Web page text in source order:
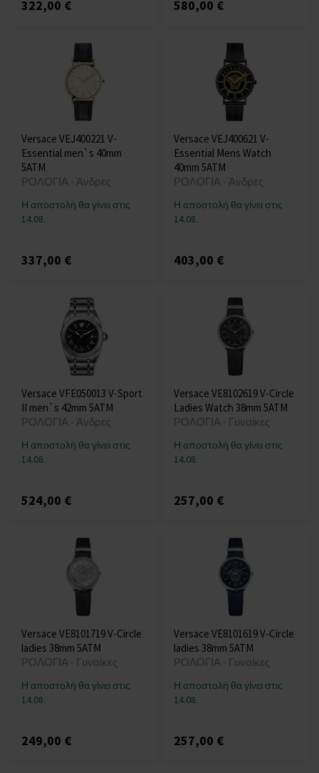
322,00 € 580,00 €
Versace VEJ400221 V-
Essential men`s 40mm
5ATM
ΡΟΛΟΓΙΑ - Άνδρες
Η αποστολή θα γίνει στις
14.08.
337,00 €
Versace VEJ400621 V-
Essential Mens Watch
40mm 5ATM
ΡΟΛΟΓΙΑ - Άνδρες
Η αποστολή θα γίνει στις
14.08.
403,00 €
Versace VFE050013 V-Sport
II men`s 42mm 5ATM
ΡΟΛΟΓΙΑ - Άνδρες
Η αποστολή θα γίνει στις
14.08.
524,00 €
Versace VE8102619 V-Circle
Ladies Watch 38mm 5ATM
ΡΟΛΟΓΙΑ - Γυναίκες
Η αποστολή θα γίνει στις
14.08.
257,00 €
Versace VE8101719 V-Circle
ladies 38mm 5ATM
ΡΟΛΟΓΙΑ - Γυναίκες
Η αποστολή θα γίνει στις
14.08.
249,00 €
Versace VE8101619 V-Circle
ladies 38mm 5ATM
ΡΟΛΟΓΙΑ - Γυναίκες
Η αποστολή θα γίνει στις
14.08.
257,00 €